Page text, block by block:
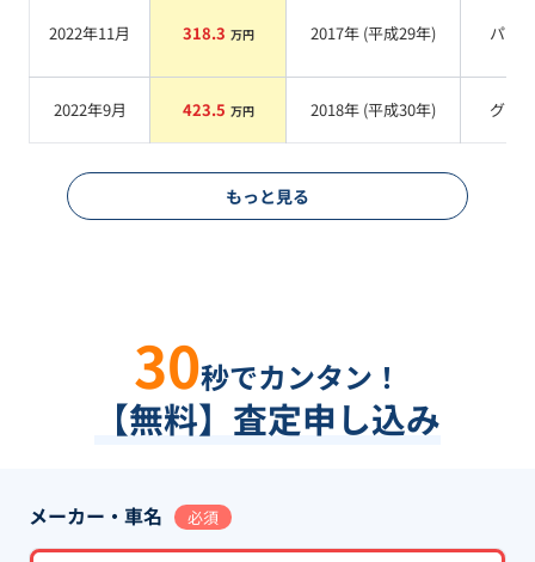
2022年11月 318.3 万円 2017年 (平成29年) パール
2022年9月 423.5 万円 2018年 (平成30年) グレー
もっと見る
30秒でカンタン！
【無料】査定申し込み
メーカー・車名 必須